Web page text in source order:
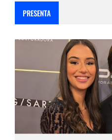
PRESENTA